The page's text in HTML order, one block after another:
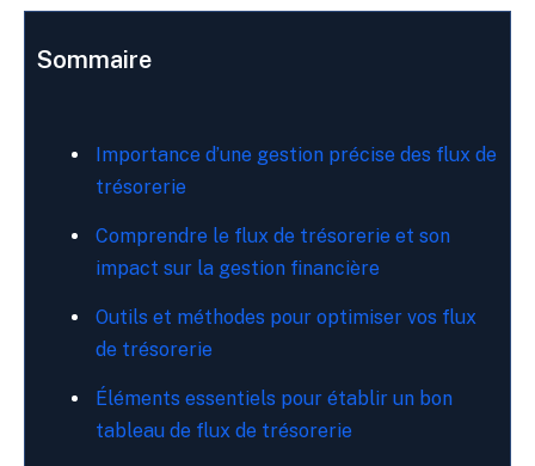
Sommaire
Importance d’une gestion précise des flux de
trésorerie
Comprendre le flux de trésorerie et son
impact sur la gestion financière
Outils et méthodes pour optimiser vos flux
de trésorerie
Éléments essentiels pour établir un bon
tableau de flux de trésorerie